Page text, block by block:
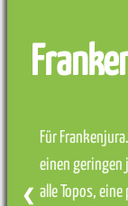
Für
einen geringen
alle Topos,
❮